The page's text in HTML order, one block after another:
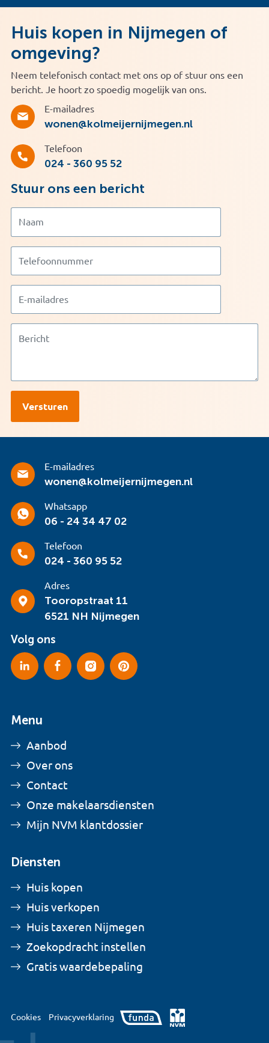
Huis kopen in Nijmegen of
omgeving?
Neem telefonisch contact met ons op of stuur ons een
bericht. Je hoort zo spoedig mogelijk van ons.
E-mailadres
wonen@kolmeijernijmegen.nl
Telefoon
024 - 360 95 52
Stuur ons een bericht
E-mailadres
wonen@kolmeijernijmegen.nl
Whatsapp
06 - 24 34 47 02
Telefoon
024 - 360 95 52
Adres
Tooropstraat 11
6521 NH Nijmegen
Volg ons
Menu
Aanbod
Over ons
Contact
Onze makelaarsdiensten
Mijn NVM klantdossier
Diensten
Huis kopen
Huis verkopen
Huis taxeren Nijmegen
Zoekopdracht instellen
Gratis waardebepaling
Cookies Privacyverklaring